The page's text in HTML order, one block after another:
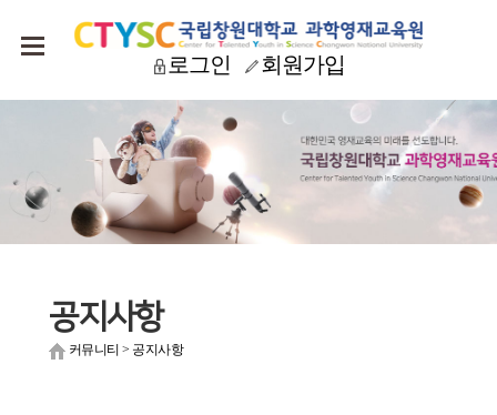
로그인 회원가입
공지사항
커뮤니티 > 공지사항